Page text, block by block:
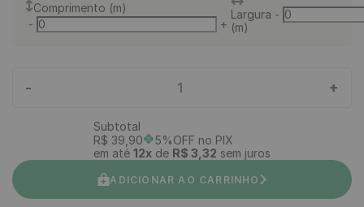
Comprimento (m)
-
+
Largura
(m)
-
- 1 +
Subtotal
R$ 39 90
5%OFF no PIX
em até 12x de R$ 3 32 sem juros
ADICIONAR AO CARRINHO